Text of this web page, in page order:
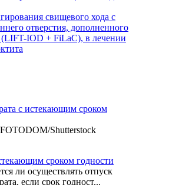
свищевого хода с
отверстия, дополненного
(LIFT-IOD + FiLaC), в лечении
Shutterstoсk
сроком годности
ли осуществлять отпуск
если срок годност...